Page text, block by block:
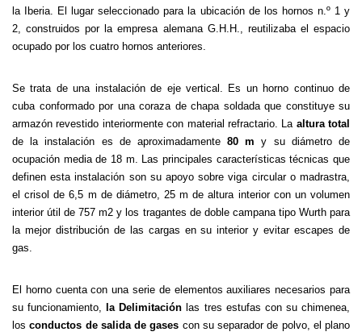
la Iberia. El lugar seleccionado para la ubicación de los hornos n.º 1 y
2, construidos por la empresa alemana G.H.H., reutilizaba el espacio
ocupado por los cuatro hornos anteriores.
Se trata de una instalación de eje vertical. Es un horno continuo de
cuba conformado por una coraza de chapa soldada que constituye su
armazón revestido interiormente con material refractario. La altura total
de la instalación es de aproximadamente80 m y su diámetro de
ocupación media de 18 m. Las principales características técnicas que
definen esta instalación son su apoyo sobre viga circular o madrastra,
el crisol de 6,5 m de diámetro, 25 m de altura interior con un volumen
interior útil de 757 m2 y los tragantes de doble campana tipo Wurth para
la mejor distribución de las cargas en su interior y evitar escapes de
gas.
El horno cuenta con una serie de elementos auxiliares necesarios para
su funcionamiento,
la Delimitación las tres estufas con su chimenea,
losconductos de salida de gases con su separador de polvo, el plano